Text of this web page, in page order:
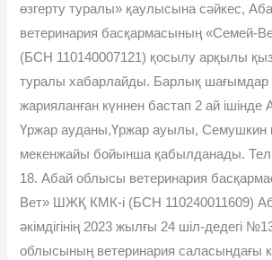
өзгерту туралы» қаулысына сәйкес,
ветеринария басқармасының «Семей-
(БСН 110140007121) қосылу арқылы
туралы хабарлайды. Барлық
жарияланған күннен бастап 2 ай
Үржар ауданы,Үржар ауылы, Семушкин
мекенжайы бойынша қабылданады.
18. Абай облысы ветеринария
Вет» ШЖҚ КМК-і (БСН 110240011609)
әкімдігінің 2023 жылғы 24 шіл-дедегі
облысының ветеринария саласындағы